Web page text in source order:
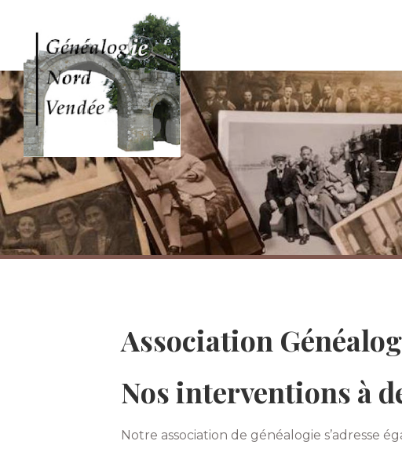
Association
Nos interventions à
Notre association de généalogie s’adresse